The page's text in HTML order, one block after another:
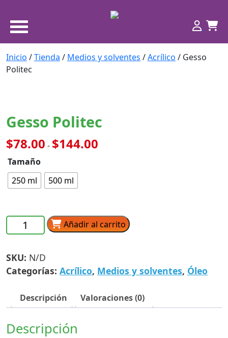
Inicio /Tienda / Medios y solventes /Acrílico / Gesso
Politec
Gesso Politec
$78.00 - $144.00
$144.00
Tamaño
250 ml
500 ml
Gesso
Politec
Añadir al carrito
SKU: N/D
Categorías: Acrílico, Medios y solventes, Óleo
Descripción Valoraciones (0)
Descripción